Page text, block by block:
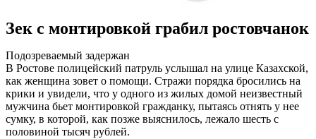
Зек с монтировкой грабил ростовчанок
Подозреваемый задержан
В Ростове полицейский патруль услышал на улице Казахской,
как женщина зовет о помощи. Стражи порядка бросились на
крики и увидели, что у одного из жилых домой неизвестный
мужчина бьет монтировкой гражданку, пытаясь отнять у нее
сумку, в которой, как позже выяснилось, лежало шесть с
половиной тысяч рублей.